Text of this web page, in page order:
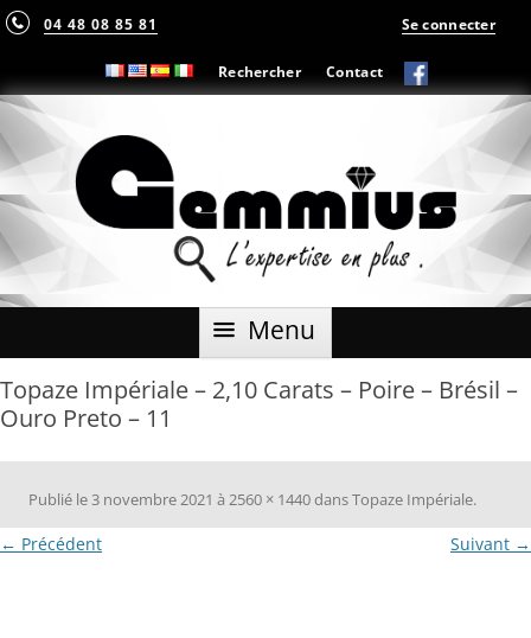
04 48 08 85 81
Rechercher Contact
Se connecter
Menu Aller
Topaze Impériale – 2,10 Carats – Poire – Brésil –
Ouro Preto – 11
Publié le3 novembre 2021 à2560 × 1440dansTopaze Impériale.
← Précédent Suivant →